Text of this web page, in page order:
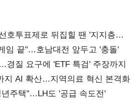
호투표제로 뒤집힐 땐 '지지층
임 끝"…호남대전 앞두고 '충돌'
경질 요구에 'ETF 특검' 주장까지
지 AI 확산…지역의료 혁신 본격화
주택"…LH도 '공급 속도전'